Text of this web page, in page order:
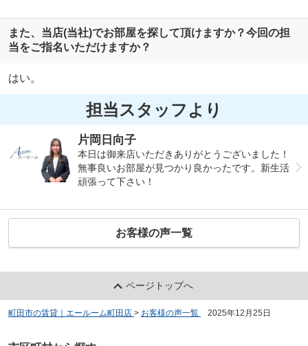
また、当店(当社)でお部屋を探して頂けますか？今回の担
当をご指名いただけますか？
はい。
担当スタッフより
片岡日向子
本日は御来店いただきありがとうございました！
無事良いお部屋が見つかり良かったです。新生活
頑張って下さい！
お客様の声一覧
ページトップへ
町田市の賃貸｜エールーム町田店 > お客様の声一覧 2025年12月25日